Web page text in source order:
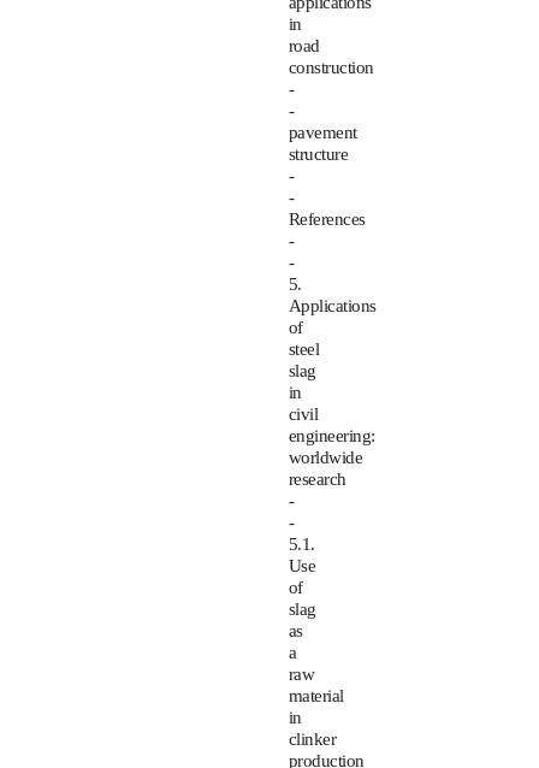
in
road
construction
-
-
pavement
structure
-
-
References
-
-
5.
Applications
of
steel
slag
in
civil
engineering:
worldwide
research
-
-
5.1.
Use
of
slag
as
a
raw
material
in
clinker
production